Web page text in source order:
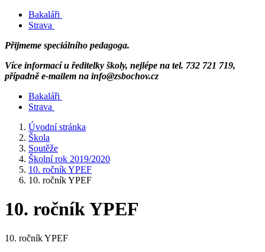
Bakaláři
Strava
Přijmeme speciálního pedagoga.
Více informací u ředitelky školy, nejlépe na tel. 732 721 719,
případně e-mailem na info@zsbochov.cz
Bakaláři
Strava
Úvodní stránka
Škola
Soutěže
Školní rok 2019/2020
10. ročník YPEF
10. ročník YPEF
10. ročník YPEF
10. ročník YPEF